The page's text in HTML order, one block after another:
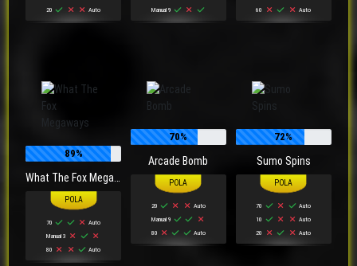
20 Auto Manual 9 60 Auto
89%
What The Fox Megaways
70
Auto
Manual 3
80
Auto
70%
Arcade Bomb
20
Auto
Manual 9
80
Auto
72%
Sumo Spins
70
Auto
10
Auto
20
Auto